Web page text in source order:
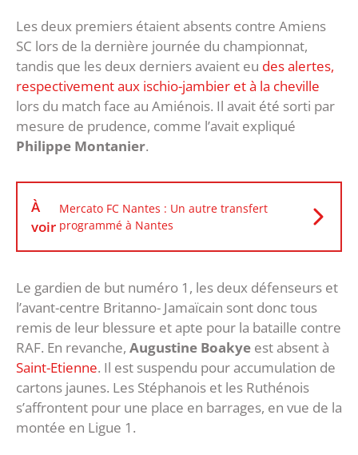
Les deux premiers étaient absents contre Amiens
SC lors de la dernière journée du championnat,
tandis que les deux derniers avaient eu des alertes,
respectivement aux ischio-jambier et à la cheville
lors du match face au Amiénois. Il avait été sorti par
mesure de prudence, comme l’avait expliqué
Philippe Montanier.
À
voir
Mercato FC Nantes : Un autre transfert
programmé à Nantes
Le gardien de but numéro 1, les deux défenseurs et
l’avant-centre Britanno- Jamaïcain sont donc tous
remis de leur blessure et apte pour la bataille contre
RAF. En revanche, Augustine Boakye est absent à
Saint-Etienne. Il est suspendu pour accumulation de
cartons jaunes. Les Stéphanois et les Ruthénois
s’affrontent pour une place en barrages, en vue de la
montée en Ligue 1.